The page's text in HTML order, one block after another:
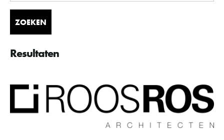
Resultaten